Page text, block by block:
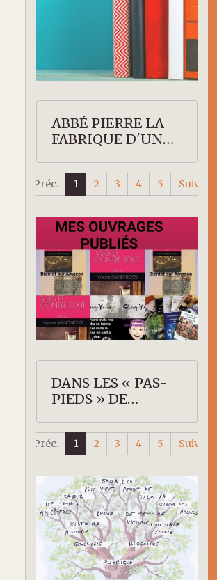
ABBÉ PIERRE LA
FABRIQUE D'UN
Préc. 1 2 3 4 5 Suiv.
DANS LES « PAS-
PIEDS » DE
Préc. 1 2 3 4 5 Suiv.